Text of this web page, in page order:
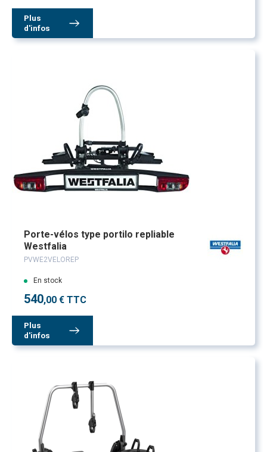
Plus
d'infos
Porte-vélos type portilo repliable
Westfalia
PVWE2VELOREP
En stock
540,00 € TTC
Plus
d'infos